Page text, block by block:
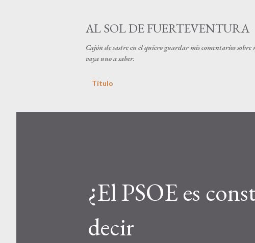
AL SOL DE FUERTEVENTURA
Cajón de sastre en el quiero guardar mis comentarios
vaya uno a saber.
Título
¿El PSOE es
decir